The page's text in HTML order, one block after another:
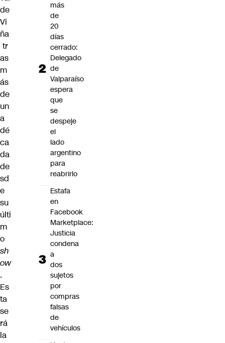
de
Vi
ña
tr
as
m
ás
de
un
a
dé
ca
da
de
sd
e
su
últi
m
o
sh
ow
.
Es
ta
se
rá
la
más
de
20
días
cerrado:
Delegado
de
Valparaíso
espera
que
se
despeje
el
lado
argentino
para
reabrirlo
Estafa
en
Facebook
Marketplace:
Justicia
condena
a
dos
sujetos
por
compras
falsas
de
vehículos